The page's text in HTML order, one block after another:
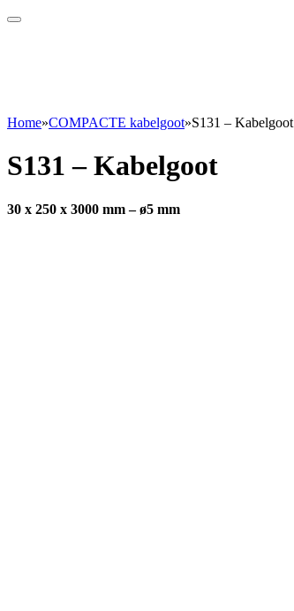
Home»COMPACTE kabelgoot»S131 – Kabelgoot
S131 – Kabelgoot
30 x 250 x 3000 mm – ø5 mm